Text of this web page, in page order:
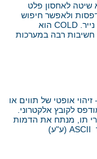
שיטה לאחסון פלט
ולאפשר חיפוש
COLD הוא
חשיבות רבה במערכות
זיהוי אופטי של תווים או
לקובץ אלקטרוני.
תו, מנתח את הדמות
ASCII (ע"ע)